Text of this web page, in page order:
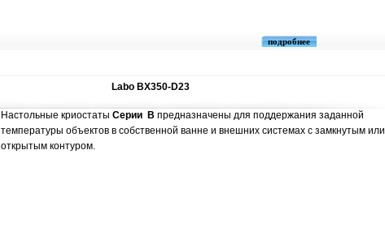
подробнее
Labo BX350-D23
Настольные криостатыСерии В предназначены для поддержания заданной
температуры объектов в собственной ванне и внешних системах с замкнутым или
открытым контуром.